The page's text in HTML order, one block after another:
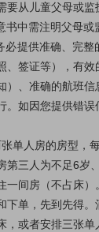
要从儿童父母或
书中需注明父母或
提供准确、完整
、签证等），有效
）、准确的航班
。如因您提供错
单人房的房型，
第三人为不足6岁
一间房（不占床
下单，先到先得
，或者安排三张